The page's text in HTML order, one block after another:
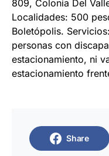
809, Colonia Del
Localidades: 500
Boletópolis.
personas con
estacionamiento, ni
estacionamiento
Share